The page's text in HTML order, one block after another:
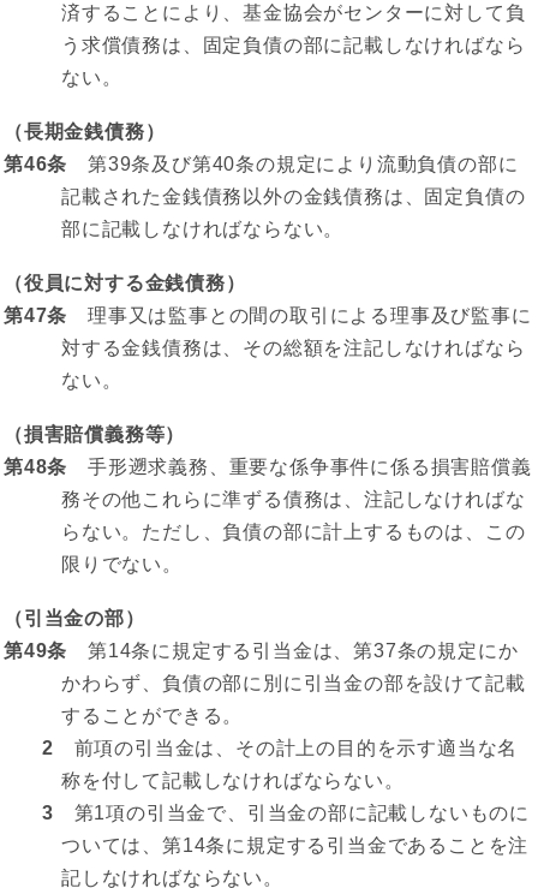
済することにより、基金協会がセンターに対して負
う求償債務は、固定負債の部に記載しなければなら
ない。
（長期金銭債務）
第46条 第39条及び第40条の規定により流動負債の部に
記載された金銭債務以外の金銭債務は、固定負債の
部に記載しなければならない。
（役員に対する金銭債務）
第47条 理事又は監事との間の取引による理事及び監事に
対する金銭債務は、その総額を注記しなければなら
ない。
（損害賠償義務等）
第48条 手形遡求義務、重要な係争事件に係る損害賠償義
務その他これらに準ずる債務は、注記しなければな
らない。ただし、負債の部に計上するものは、この
限りでない。
（引当金の部）
第49条 第14条に規定する引当金は、第37条の規定にか
かわらず、負債の部に別に引当金の部を設けて記載
することができる。
2 前項の引当金は、その計上の目的を示す適当な名
称を付して記載しなければならない。
3 第1項の引当金で、引当金の部に記載しないものに
ついては、第14条に規定する引当金であることを注
記しなければならない。